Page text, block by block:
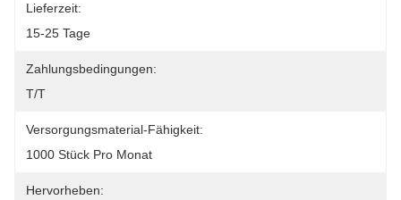
Lieferzeit:
15-25 Tage
Zahlungsbedingungen:
T/T
Versorgungsmaterial-Fähigkeit:
1000 Stück Pro Monat
Hervorheben: